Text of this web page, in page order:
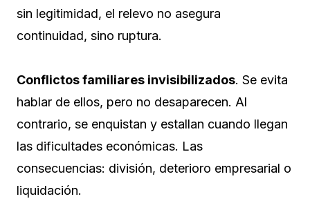
sin legitimidad, el relevo no asegura
continuidad, sino ruptura.
Conflictos familiares invisibilizados. Se evita
hablar de ellos, pero no desaparecen. Al
contrario, se enquistan y estallan cuando llegan
las dificultades económicas. Las
consecuencias: división, deterioro empresarial o
liquidación.